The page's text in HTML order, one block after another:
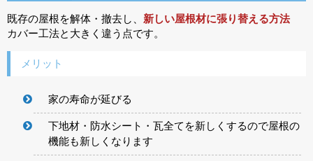
既存の屋根を解体・撤去し、 新しい屋根材に張り替える方法
カバー工法と大きく違う点です。
メリット
家の寿命が延びる
下地材・防水シート・瓦全てを新しくするので屋根の
機能も新しくなります